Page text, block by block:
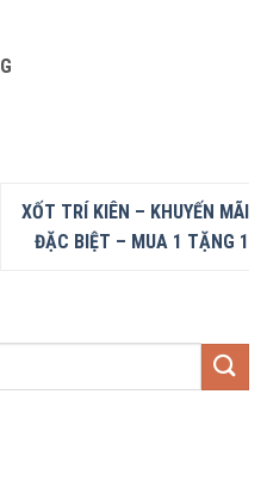
XỐT TRÍ KIÊN – KHUYẾN MÃI
ĐẶC BIỆT – MUA 1 TẶNG 1